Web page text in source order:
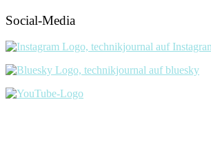
Social-Media